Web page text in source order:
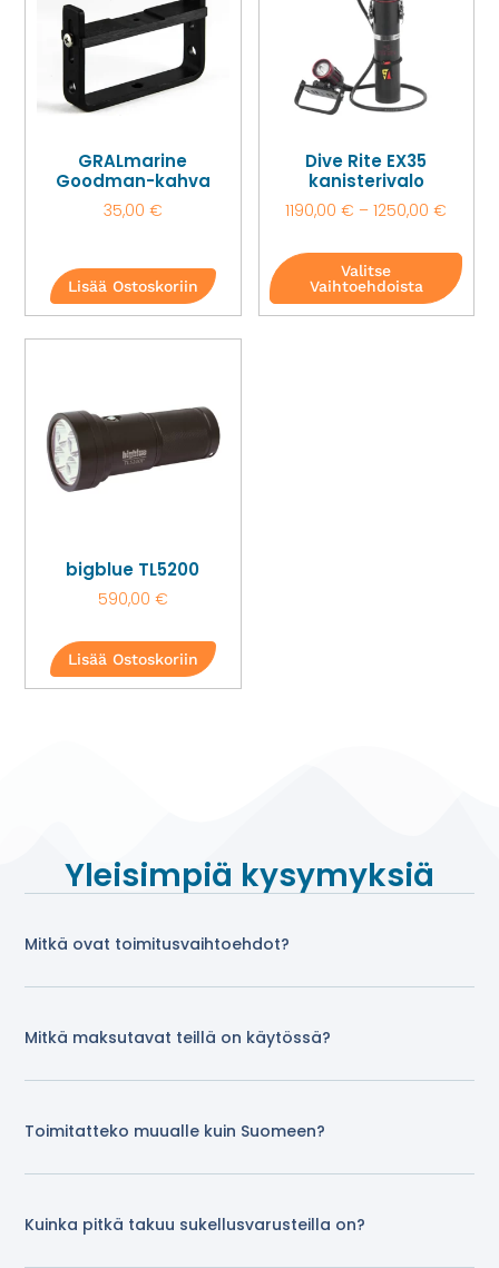
GRALmarine
Goodman-kahva
35,00 €
Lisää Ostoskoriin
Dive Rite EX35
kanisterivalo
1190,00€ – 1250,00€
Valitse
Vaihtoehdoista
bigblue TL5200
590,00 €
Lisää Ostoskoriin
Yleisimpiä kysymyksiä
Mitkä ovat toimitusvaihtoehdot?
Mitkä maksutavat teillä on käytössä?
Toimitatteko muualle kuin Suomeen?
Kuinka pitkä takuu sukellusvarusteilla on?